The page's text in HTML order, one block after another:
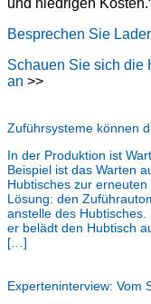
Besprechen Sie
Schauen Sie sich die
an >>
Zuführsysteme können
In der Produktion ist
Beispiel ist das Warten
Hubtisches zur
Lösung: den
anstelle des
er belädt den Hubtisch
[…]
Experteninterview: Vom